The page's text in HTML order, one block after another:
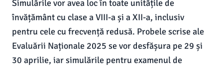
Simulările vor avea loc în toate unitățile de
învățământ cu clase a VIII-a și a XII-a, inclusiv
pentru cele cu frecvență redusă. Probele scrise ale
Evaluării Naționale 2025 se vor desfășura pe 29 și
30 aprilie, iar simulările pentru examenul de